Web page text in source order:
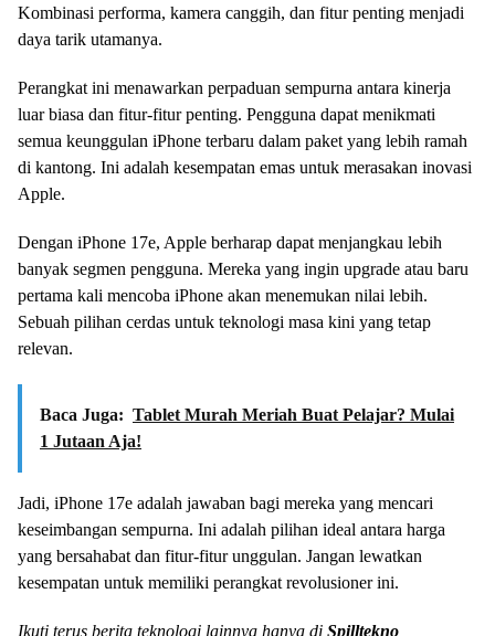
Kombinasi performa, kamera canggih, dan fitur penting menjadi
daya tarik utamanya.
Perangkat ini menawarkan perpaduan sempurna antara kinerja
luar biasa dan fitur-fitur penting. Pengguna dapat menikmati
semua keunggulan iPhone terbaru dalam paket yang lebih ramah
di kantong. Ini adalah kesempatan emas untuk merasakan inovasi
Apple.
Dengan iPhone 17e, Apple berharap dapat menjangkau lebih
banyak segmen pengguna. Mereka yang ingin upgrade atau baru
pertama kali mencoba iPhone akan menemukan nilai lebih.
Sebuah pilihan cerdas untuk teknologi masa kini yang tetap
relevan.
Baca Juga: Tablet Murah Meriah Buat Pelajar? Mulai
1 Jutaan Aja!
Jadi, iPhone 17e adalah jawaban bagi mereka yang mencari
keseimbangan sempurna. Ini adalah pilihan ideal antara harga
yang bersahabat dan fitur-fitur unggulan. Jangan lewatkan
kesempatan untuk memiliki perangkat revolusioner ini.
Ikuti terus berita teknologi lainnya hanya di Spilltekno